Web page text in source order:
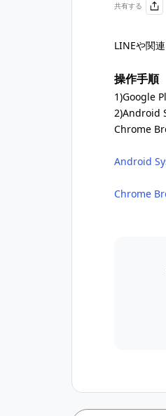
共有する
LINEや関
操作手順
1)Google
2)Android
Chrome
Android
Chrome